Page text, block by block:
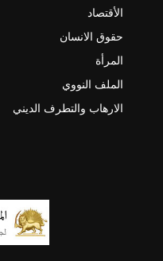
الأقتصاد
حقوق الانسان
المرأة
الملف النووي
الارهاب والتطرف الديني